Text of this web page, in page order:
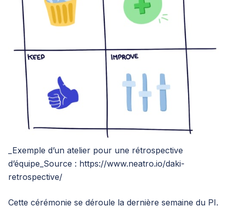
_Exemple d’un atelier pour une rétrospective
d’équipe_Source : https://www.neatro.io/daki-
retrospective/
Cette cérémonie se déroule la dernière semaine du PI.